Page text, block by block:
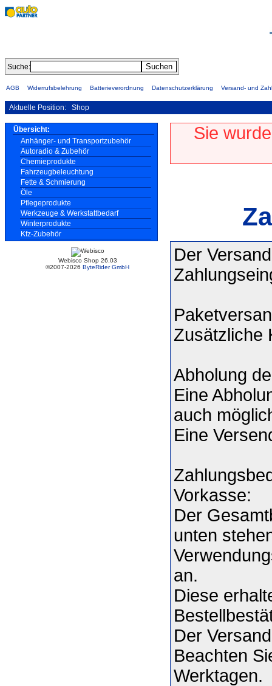
Suche:
AGB Widerrufsbelehrung Batterieverordnung Datenschutzerklärung Versand- und
Aktuelle Position: Shop
Übersicht:
Anhänger- und Transportzubehör
Autoradio & Zubehör
Chemieprodukte
Fahrzeugbeleuchtung
Fette & Schmierung
Öle
Pflegeprodukte
Werkzeuge & Werkstattbedarf
Winterprodukte
Kfz-Zubehör
Webisco Shop 26.03
©2007-2026 ByteRider GmbH
Sie
Der
Zusätzliche
Abholung
Eine
auch
Eine
Vorkasse:
Der
unten
an.
Diese
Der
Beachten
Werktagen.